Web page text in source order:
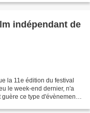
indépendant de
la 11e édition du festival
le week-end dernier, n'a
ce type d'évènements